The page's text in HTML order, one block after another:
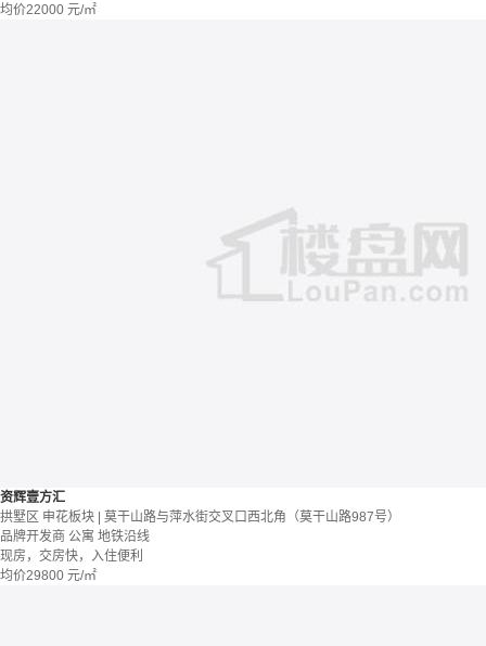
均价22000 元/㎡
资辉壹方汇
拱墅区 申花板块 | 莫干山路与萍水街交叉口西北角（莫干山路987号）
品牌开发商 公寓 地铁沿线
现房，交房快，入住便利
均价29800 元/㎡